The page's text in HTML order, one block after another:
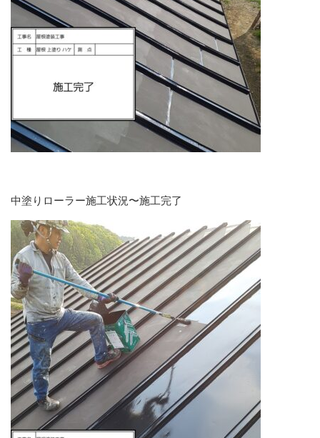
中塗りローラー施工状況〜施工完了